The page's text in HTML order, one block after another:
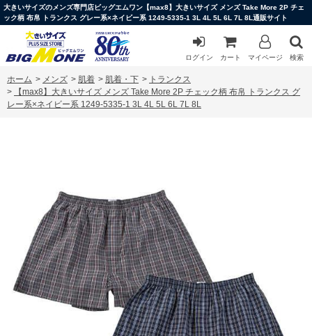
大きいサイズのメンズ専門店ビッグエムワン【max8】大きいサイズ メンズ Take More 2P チェ
ック柄 布帛 トランクス グレー系×ネイビー系 1249-5335-1 3L 4L 5L 6L 7L 8L通販サイト
ログイン カート マイページ 検索
ホーム > メンズ > 肌着 > 肌着・下 > トランクス
>
【max8】大きいサイズ メンズ Take More 2P チェック柄 布帛 トランクス グ
レー系×ネイビー系 1249-5335-1 3L 4L 5L 6L 7L 8L